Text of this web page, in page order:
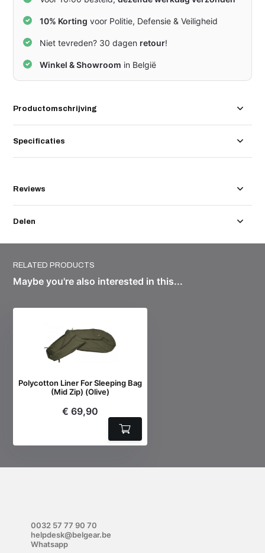
10% Korting voor Politie, Defensie & Veiligheid
Niet tevreden? 30 dagen retour!
Winkel & Showroom in België
Productomschrijving
Specificaties
Reviews
Delen
RELATED PRODUCTS
Maybe you're also interested in this...
Polycotton Liner For Sleeping Bag
(Mid Zip) (Olive)
€ 69,90
0032 57 77 90 70
helpdesk@belgear.be
Whatsapp